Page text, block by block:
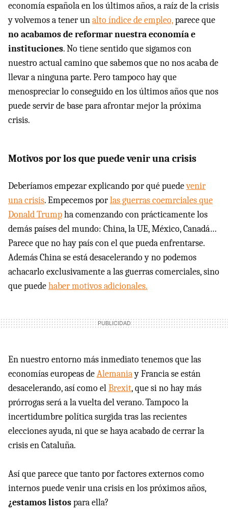
economía española en los últimos años, a raíz de la crisis
y volvemos a tener unalto índice de empleo,parece que
no acabamos de reformar nuestra economía e
instituciones. No tiene sentido que sigamos con
nuestro actual camino que sabemos que no nos acaba de
llevar a ninguna parte. Pero tampoco hay que
menospreciar lo conseguido en los últimos años que nos
puede servir de base para afrontar mejor la próxima
crisis.
Motivos por los que puede venir una crisis
Deberíamos empezar explicando por qué puedevenir
una crisis. Empecemos porlas guerras coemrciales que
Donald Trumpha comenzando con prácticamente los
demás países del mundo: China, la UE, México, Canadá…
Parece que no hay país con el que pueda enfrentarse.
Además China se está desacelerando y no podemos
achacarlo exclusivamente a las guerras comerciales, sino
que puedehaber motivos adicionales.
En nuestro entorno más inmediato tenemos que las
economías europeas deAlemaniay Francia se están
desacelerando, así como elBrexit, que si no hay más
prórrogas será a la vuelta del verano. Tampoco la
incertidumbre política surgida tras las recientes
elecciones ayuda, ni que se haya acabado de cerrar la
crisis en Cataluña.
Así que parece que tanto por factores externos como
internos puede venir una crisis en los próximos años,
¿estamos listospara ella?